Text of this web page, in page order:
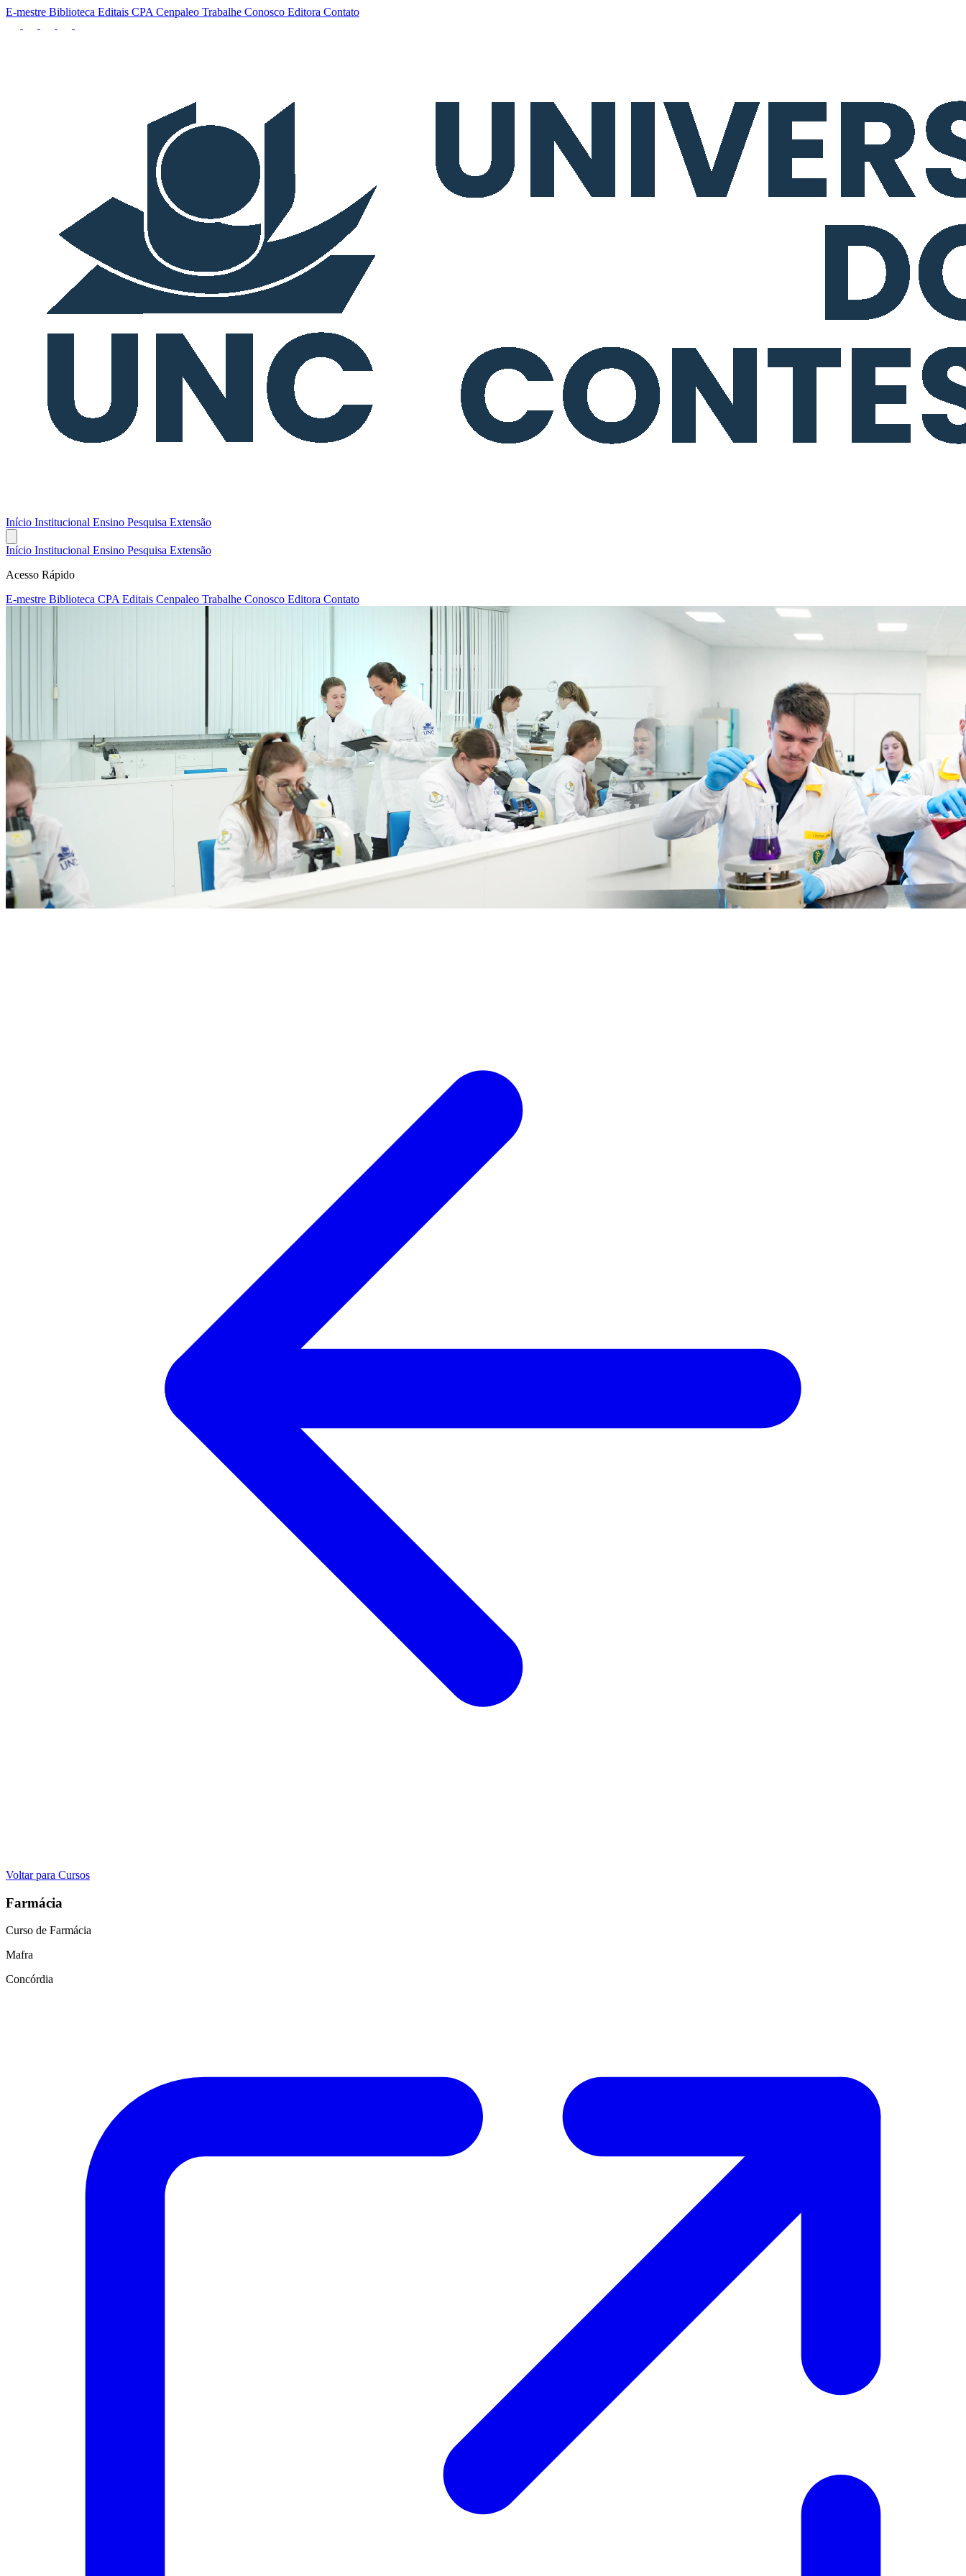
E-mestre Biblioteca Editais CPA Cenpaleo Trabalhe Conosco Editora Contato
Início Institucional Ensino Pesquisa Extensão
Início Institucional Ensino Pesquisa Extensão
Acesso Rápido
E-mestre Biblioteca CPA Editais Cenpaleo Trabalhe Conosco Editora Contato
Voltar para Cursos
Farmácia
Curso de Farmácia
Mafra
Concórdia